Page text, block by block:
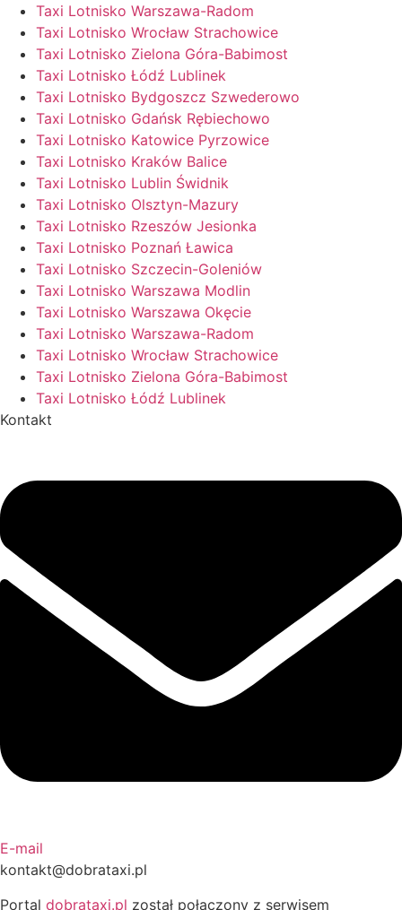
Taxi Lotnisko Warszawa-Radom
Taxi Lotnisko Wrocław Strachowice
Taxi Lotnisko Zielona Góra-Babimost
Taxi Lotnisko Łódź Lublinek
Taxi Lotnisko Bydgoszcz Szwederowo
Taxi Lotnisko Gdańsk Rębiechowo
Taxi Lotnisko Katowice Pyrzowice
Taxi Lotnisko Kraków Balice
Taxi Lotnisko Lublin Świdnik
Taxi Lotnisko Olsztyn-Mazury
Taxi Lotnisko Rzeszów Jesionka
Taxi Lotnisko Poznań Ławica
Taxi Lotnisko Szczecin-Goleniów
Taxi Lotnisko Warszawa Modlin
Taxi Lotnisko Warszawa Okęcie
Taxi Lotnisko Warszawa-Radom
Taxi Lotnisko Wrocław Strachowice
Taxi Lotnisko Zielona Góra-Babimost
Taxi Lotnisko Łódź Lublinek
Kontakt
E-mail
kontakt@dobrataxi.pl
Portal dobrataxi.pl został połączony z serwisem